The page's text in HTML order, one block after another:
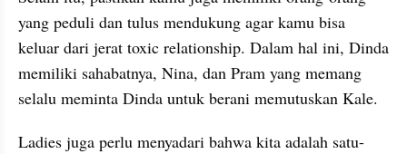
yang peduli dan tulus mendukung agar kamu bisa
keluar dari jerat toxic relationship. Dalam hal ini, Dinda
memiliki sahabatnya, Nina, dan Pram yang memang
selalu meminta Dinda untuk berani memutuskan Kale.
Ladies juga perlu menyadari bahwa kita adalah satu-